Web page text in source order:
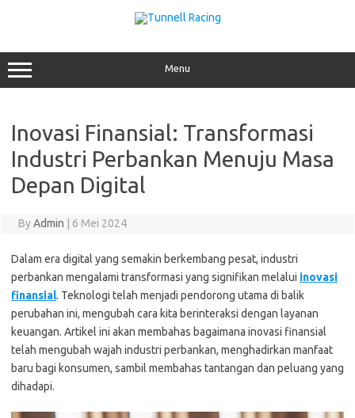
Menu
Inovasi Finansial: Transformasi
Industri Perbankan Menuju Masa
Depan Digital
ByAdmin 6 Mei 2024
Dalam era digital yang semakin berkembang pesat, industri
perbankan mengalami transformasi yang signifikan melalui inovasi
finansial. Teknologi telah menjadi pendorong utama di balik
perubahan ini, mengubah cara kita berinteraksi dengan layanan
keuangan. Artikel ini akan membahas bagaimana inovasi finansial
telah mengubah wajah industri perbankan, menghadirkan manfaat
baru bagi konsumen, sambil membahas tantangan dan peluang yang
dihadapi.